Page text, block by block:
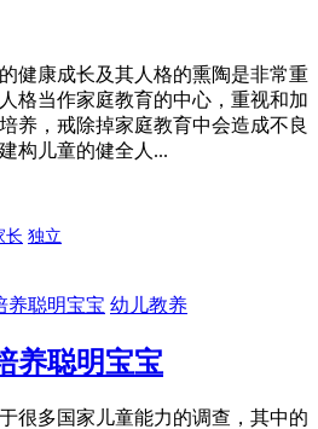
健康成长及其人格的熏陶是非常重
格当作家庭教育的中心，重视和加
养，戒除掉家庭教育中会造成不良
构儿童的健全人...
长 独立
幼儿教养
养聪明宝宝
很多国家儿童能力的调查，其中的